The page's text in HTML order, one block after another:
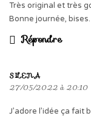
Très original et très
Bonne journée, bises.
Répondre
SILENA
27/05/2022 à 20:10
J’adore l’idée ça fait